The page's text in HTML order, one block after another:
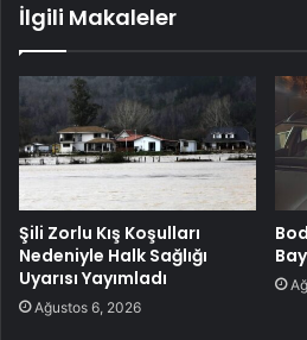
İlgili Makaleler
Şili Zorlu Kış Koşulları
Nedeniyle Halk Sağlığı
Uyarısı Yayımladı
Ağustos 6, 2026